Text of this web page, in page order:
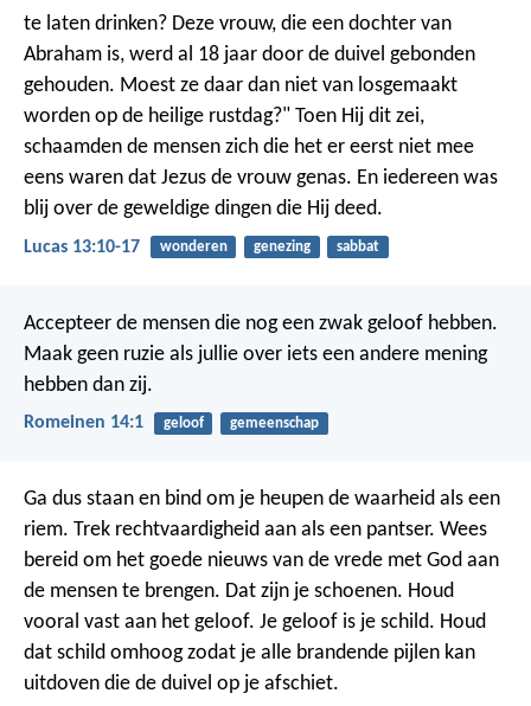
te laten drinken? Deze vrouw, die een dochter van
Abraham is, werd al 18 jaar door de duivel gebonden
gehouden. Moest ze daar dan niet van losgemaakt
worden op de heilige rustdag?" Toen Hij dit zei,
schaamden de mensen zich die het er eerst niet mee
eens waren dat Jezus de vrouw genas. En iedereen was
blij over de geweldige dingen die Hij deed.
Lucas 13:10-17 wonderen genezing sabbat
Accepteer de mensen die nog een zwak geloof hebben.
Maak geen ruzie als jullie over iets een andere mening
hebben dan zij.
Romeinen 14:1 geloof gemeenschap
Ga dus staan en bind om je heupen de waarheid als een
riem. Trek rechtvaardigheid aan als een pantser. Wees
bereid om het goede nieuws van de vrede met God aan
de mensen te brengen. Dat zijn je schoenen. Houd
vooral vast aan het geloof. Je geloof is je schild. Houd
dat schild omhoog zodat je alle brandende pijlen kan
uitdoven die de duivel op je afschiet.